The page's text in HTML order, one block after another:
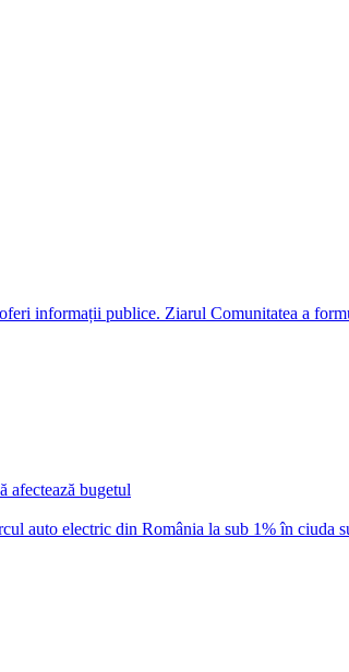
informații publice. Ziarul Comunitatea a
afectează bugetul
auto electric din România la sub 1% în ciuda